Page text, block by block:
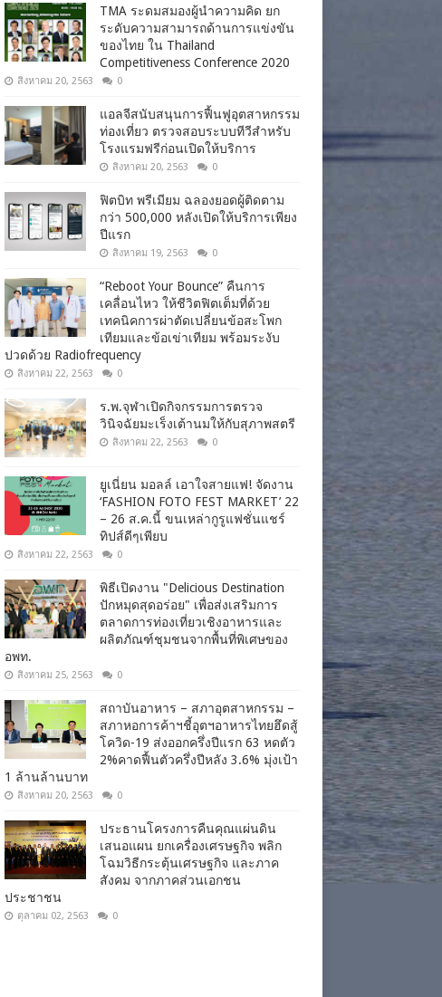
TMA ระดมสมองผู้นำความคิด ยก
ระดับความสามารถด้านการแข่งขัน
ของไทย ใน Thailand
Competitiveness Conference 2020
สิงหาคม 20, 2563 0
แอลจีสนับสนุนการฟื้นฟูอุตสาหกรรม
ท่องเที่ยว ตรวจสอบระบบทีวีสำหรับ
โรงแรมฟรีก่อนเปิดให้บริการ
สิงหาคม 20, 2563 0
ฟิตบิท พรีเมียม ฉลองยอดผู้ติดตาม
กว่า 500,000 หลังเปิดให้บริการเพียง
ปีแรก
สิงหาคม 19, 2563 0
“Reboot Your Bounce” คืนการ
เคลื่อนไหว ให้ชีวิตฟิตเต็มที่ด้วย
เทคนิคการผ่าตัดเปลี่ยนข้อสะโพก
เทียมและข้อเข่าเทียม พร้อมระงับ
ปวดด้วย Radiofrequency
สิงหาคม 22, 2563 0
ร.พ.จุฬาเปิดกิจกรรมการตรวจ
วินิจฉัยมะเร็งเต้านมให้กับสุภาพสตรี
สิงหาคม 22, 2563 0
ยูเนี่ยน มอลล์ เอาใจสายแฟ! จัดงาน
‘FASHION FOTO FEST MARKET’ 22
– 26 ส.ค.นี้ ขนเหล่ากูรูแฟชั่นแชร์
ทิปส์ดีๆเพียบ
สิงหาคม 22, 2563 0
พิธีเปิดงาน "Delicious Destination
ปักหมุดสุดอร่อย" เพื่อส่งเสริมการ
ตลาดการท่องเที่ยวเชิงอาหารและ
ผลิตภัณฑ์ชุมชนจากพื้นที่พิเศษของ
อพท.
สิงหาคม 25, 2563 0
สถาบันอาหาร – สภาอุตสาหกรรม –
สภาหอการค้าฯชี้อุตฯอาหารไทยฮึดสู้
โควิด-19 ส่งออกครึ่งปีแรก 63 หดตัว
2%คาดฟื้นตัวครึ่งปีหลัง 3.6% มุ่งเป้า
1 ล้านล้านบาท
สิงหาคม 20, 2563 0
ประธานโครงการคืนคุณแผ่นดิน
เสนอแผน ยกเครื่องเศรษฐกิจ พลิก
โฉมวิธีกระตุ้นเศรษฐกิจ และภาค
สังคม จากภาคส่วนเอกชน
ประชาชน
ตุลาคม 02, 2563 0